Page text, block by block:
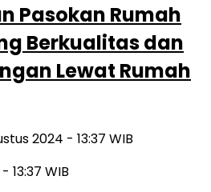
Pasokan Rumah
Berkualitas dan
Lewat Rumah
2024 - 13:37 WIB
13:37 WIB